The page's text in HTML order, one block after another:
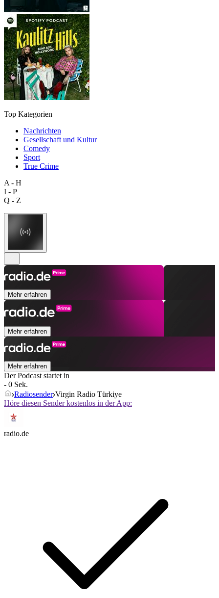
Top Kategorien
Nachrichten
Gesellschaft und Kultur
Comedy
Sport
True Crime
A - H
I - P
Q - Z
Mehr erfahren
Mehr erfahren
Mehr erfahren
Der Podcast startet in
- 0 Sek.
Radiosender Virgin Radio Türkiye
Höre diesen Sender kostenlos in der App:
radio.de